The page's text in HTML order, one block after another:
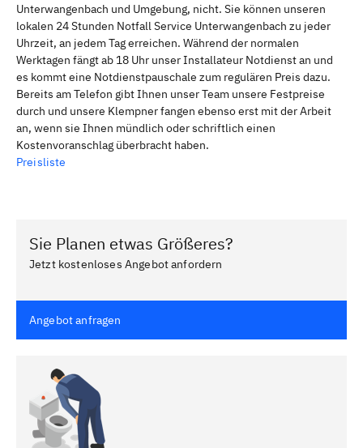
Unterwangenbach und Umgebung, nicht. Sie können unseren
lokalen 24 Stunden Notfall Service Unterwangenbach zu jeder
Uhrzeit, an jedem Tag erreichen. Während der normalen
Werktagen fängt ab 18 Uhr unser Installateur Notdienst an und
es kommt eine Notdienstpauschale zum regulären Preis dazu.
Bereits am Telefon gibt Ihnen unser Team unsere Festpreise
durch und unsere Klempner fangen ebenso erst mit der Arbeit
an, wenn sie Ihnen mündlich oder schriftlich einen
Kostenvoranschlag überbracht haben.
Preisliste
Sie Planen etwas Größeres?
Jetzt kostenloses Angebot anfordern
Angebot anfragen